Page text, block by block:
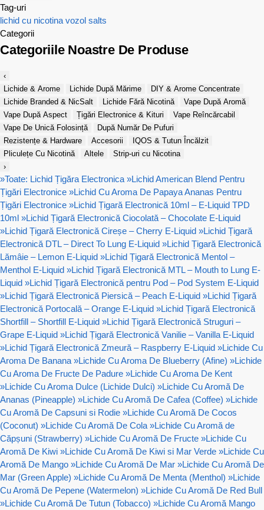
Tag-uri
lichid cu nicotina vozol salts
Categorii
Categoriile Noastre De Produse
‹
Lichide & Arome
Lichide După Mărime
DIY & Arome Concentrate
Lichide Branded & NicSalt
Lichide Fără Nicotină
Vape După Aromă
Vape După Aspect
Țigări Electronice & Kituri
Vape Reîncărcabil
Vape De Unică Folosință
După Număr De Pufuri
Rezistențe & Hardware
Accesorii
IQOS & Tutun Încălzit
Pliculețe Cu Nicotină
Altele
Strip-uri cu Nicotina
›
»Toate: Lichid Țigăra Electronica »Lichid American Blend Pentru
Țigări Electronice »Lichid Cu Aroma De Papaya Ananas Pentru
Țigări Electronice »Lichid Țigară Electronică 10ml – E-Liquid TPD
10ml »Lichid Țigară Electronică Ciocolată – Chocolate E-Liquid
»Lichid Țigară Electronică Cireșe – Cherry E-Liquid »Lichid Țigară
Electronică DTL – Direct To Lung E-Liquid »Lichid Țigară Electronică
Lămâie – Lemon E-Liquid »Lichid Țigară Electronică Mentol –
Menthol E-Liquid »Lichid Țigară Electronică MTL – Mouth to Lung E-
Liquid »Lichid Țigară Electronică pentru Pod – Pod System E-Liquid
»Lichid Țigară Electronică Piersică – Peach E-Liquid »Lichid Țigară
Electronică Portocală – Orange E-Liquid »Lichid Țigară Electronică
Shortfill – Shortfill E-Liquid »Lichid Țigară Electronică Struguri –
Grape E-Liquid »Lichid Țigară Electronică Vanilie – Vanilla E-Liquid
»Lichid Țigară Electronică Zmeură – Raspberry E-Liquid »Lichide Cu
Aroma De Banana »Lichide Cu Aroma De Blueberry (Afine) »Lichide
Cu Aroma De Fructe De Padure »Lichide Cu Aroma De Kent
»Lichide Cu Aroma Dulce (Lichide Dulci) »Lichide Cu Aromă De
Ananas (Pineapple) »Lichide Cu Aromă De Cafea (Coffee) »Lichide
Cu Aromă De Capsuni si Rodie »Lichide Cu Aromă De Cocos
(Coconut) »Lichide Cu Aromă De Cola »Lichide Cu Aromă de
Căpșuni (Strawberry) »Lichide Cu Aromă De Fructe »Lichide Cu
Aromă De Kiwi »Lichide Cu Aromă De Kiwi si Mar Verde »Lichide Cu
Aromă De Mango »Lichide Cu Aromă De Mar »Lichide Cu Aromă De
Mar (Green Apple) »Lichide Cu Aromă De Menta (Menthol) »Lichide
Cu Aromă De Pepene (Watermelon) »Lichide Cu Aromă De Red Bull
»Lichide Cu Aromă De Tutun (Tobacco) »Lichide Cu Aromă Mango